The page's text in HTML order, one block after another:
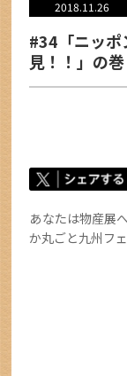
2018.11.26
#34「ニッポ
見！！」の巻
あなたは物産展
か丸ごと九州フ